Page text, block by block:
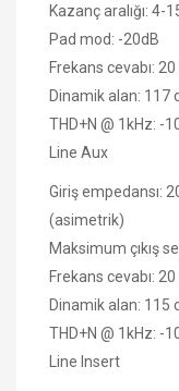
Kazanç aralığı: 4-
Pad mod: -20dB
Frekans cevabı:
Dinamik alan: 117
THD+N @ 1kHz: -
Line Aux
Giriş empedansı:
(asimetrik)
Maksimum çıkış
Frekans cevabı:
Dinamik alan: 115
THD+N @ 1kHz: -
Line Insert